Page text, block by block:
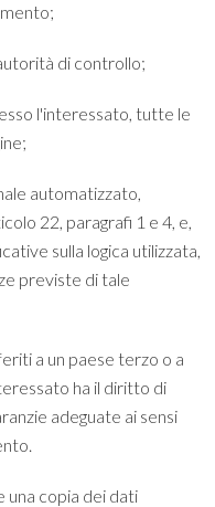
di controllo;
l'interessato, tutte le
automatizzato,
22, paragrafi 1 e 4, e,
sulla logica utilizzata,
previste di tale
a un paese terzo o a
ha il diritto di
adeguate ai sensi
copia dei dati